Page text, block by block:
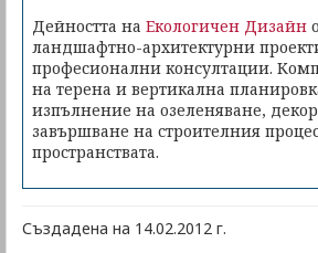
Дейността на Екологичен Дизайн
ландшафтно-архитектурни
професионални консултации.
на терена и вертикална
изпълнение на озеленяване,
завършване на строителния
пространствата.
Създадена на 14.02.2012 г.